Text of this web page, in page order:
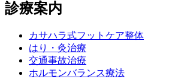
診療案内
カサハラ式フットケア整体
はり・灸治療
交通事故治療
ホルモンバランス療法